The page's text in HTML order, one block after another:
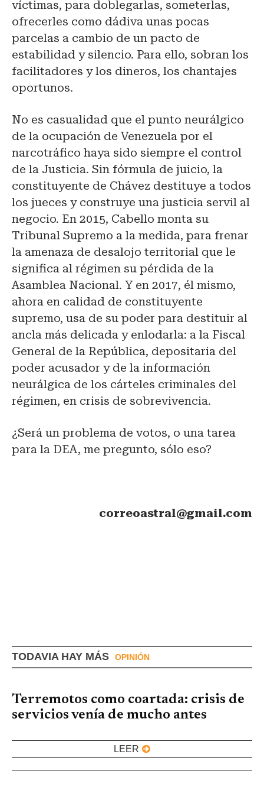
víctimas, para doblegarlas, someterlas,
ofrecerles como dádiva unas pocas
parcelas a cambio de un pacto de
estabilidad y silencio. Para ello, sobran los
facilitadores y los dineros, los chantajes
oportunos.
No es casualidad que el punto neurálgico
de la ocupación de Venezuela por el
narcotráfico haya sido siempre el control
de la Justicia. Sin fórmula de juicio, la
constituyente de Chávez destituye a todos
los jueces y construye una justicia servil al
negocio. En 2015, Cabello monta su
Tribunal Supremo a la medida, para frenar
la amenaza de desalojo territorial que le
significa al régimen su pérdida de la
Asamblea Nacional. Y en 2017, él mismo,
ahora en calidad de constituyente
supremo, usa de su poder para destituir al
ancla más delicada y enlodarla: a la Fiscal
General de la República, depositaria del
poder acusador y de la información
neurálgica de los cárteles criminales del
régimen, en crisis de sobrevivencia.
¿Será un problema de votos, o una tarea
para la DEA, me pregunto, sólo eso?
correoastral@gmail.com
TODAVIA HAY MÁS OPINIÓN
Terremotos como coartada: crisis de
servicios venía de mucho antes
LEER